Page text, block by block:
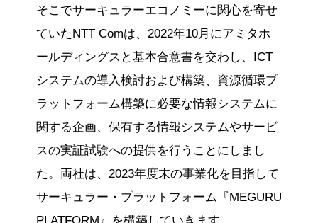
そこでサーキュラーエコノミーに関心を寄せ
ていたNTT Comは、2022年10月にアミタホ
ールディングスと基本合意書を交わし、ICT
システムの導入検討および構築、資源循環プ
ラットフォーム構築に必要な情報システムに
関する企画、保有する情報システムやサービ
スの実証試験への提供を行うことにしまし
た。両社は、2023年度末の事業化を目指して
サーキュラー・プラットフォーム『MEGURU
PLATFORM』を構築していきます。